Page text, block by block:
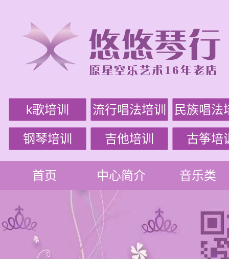
k歌培训 流行唱法培训 民族唱法
钢琴培训 吉他培训 古筝培
首页 中心简介 音乐类